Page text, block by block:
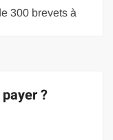
300 brevets à
?